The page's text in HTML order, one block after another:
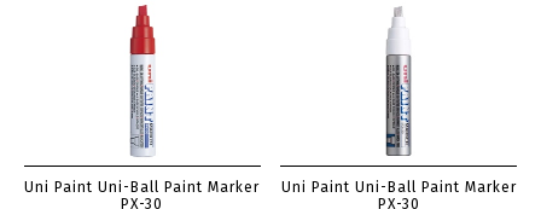
Uni Paint Uni-Ball Paint Marker
PX-30
Uni Paint Uni-Ball Paint Marker
PX-30